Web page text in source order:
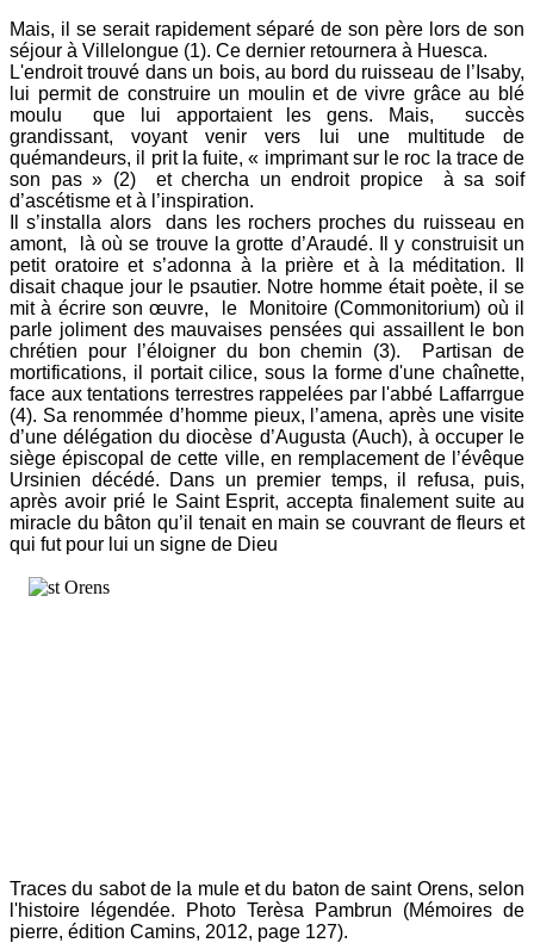
Mais, il se serait rapidement séparé de son père lors de son
séjour à Villelongue (1). Ce dernier retournera à Huesca.
L'endroit trouvé dans un bois, au bord du ruisseau de l’Isaby,
lui permit de construire un moulin et de vivre grâce au blé
moulu que lui apportaient les gens. Mais, succès
grandissant, voyant venir vers lui une multitude de
quémandeurs, il prit la fuite, « imprimant sur le roc la trace de
son pas » (2) et chercha un endroit propice à sa soif
d’ascétisme et à l’inspiration.
Il s’installa alors dans les rochers proches du ruisseau en
amont, là où se trouve la grotte d’Araudé. Il y construisit un
petit oratoire et s’adonna à la prière et à la méditation. Il
disait chaque jour le psautier. Notre homme était poète, il se
mit à écrire son œuvre, le Monitoire (Commonitorium) où il
parle joliment des mauvaises pensées qui assaillent le bon
chrétien pour l’éloigner du bon chemin (3). Partisan de
mortifications, il portait cilice, sous la forme d'une chaînette,
face aux tentations terrestres rappelées par l'abbé Laffarrgue
(4). Sa renommée d’homme pieux, l’amena, après une visite
d’une délégation du diocèse d’Augusta (Auch), à occuper le
siège épiscopal de cette ville, en remplacement de l’évêque
Ursinien décédé. Dans un premier temps, il refusa, puis,
après avoir prié le Saint Esprit, accepta finalement suite au
miracle du bâton qu’il tenait en main se couvrant de fleurs et
qui fut pour lui un signe de Dieu
Traces du sabot de la mule et du baton de saint Orens, selon
l'histoire légendée. Photo Terèsa Pambrun (Mémoires de
pierre, édition Camins, 2012, page 127).